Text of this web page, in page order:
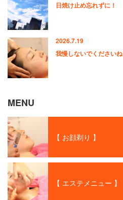
日焼け止め忘れずに！
2026.7.19
我慢しないでくださいね
MENU
【 お顔剃り 】
【 エステメニュー 】